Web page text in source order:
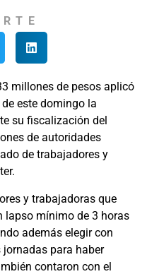
millones de pesos aplicó
este domingo la
su fiscalización del
de autoridades
de trabajadores y
y trabajadoras que
lapso mínimo de 3 horas
además elegir con
para haber
contaron con el